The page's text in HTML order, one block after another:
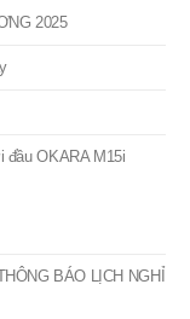
2025
OKARA M15i
BÁO LỊCH NGHỈ